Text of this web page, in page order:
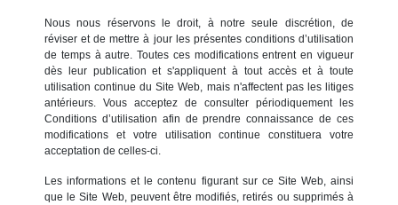
Nous nous réservons le droit, à notre seule discrétion, de
réviser et de mettre à jour les présentes conditions d’utilisation
de temps à autre. Toutes ces modifications entrent en vigueur
dès leur publication et s'appliquent à tout accès et à toute
utilisation continue du Site Web, mais n'affectent pas les litiges
antérieurs. Vous acceptez de consulter périodiquement les
Conditions d’utilisation afin de prendre connaissance de ces
modifications et votre utilisation continue constituera votre
acceptation de celles-ci.
Les informations et le contenu figurant sur ce Site Web, ainsi
que le Site Web, peuvent être modifiés, retirés ou supprimés à